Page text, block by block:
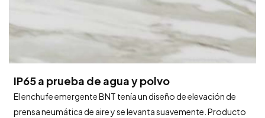
IP65 a prueba de agua y polvo
El enchufe emergente BNT tenía un diseño de elevación de
prensa neumática de aire y se levanta suavemente. Producto